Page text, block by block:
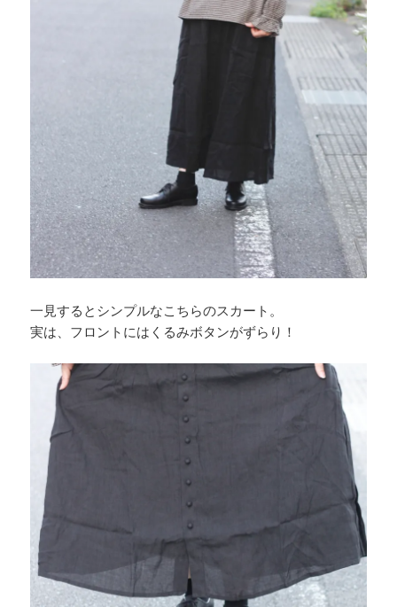
一見するとシンプルなこちらのスカート。
実は、フロントにはくるみボタンがずらり！